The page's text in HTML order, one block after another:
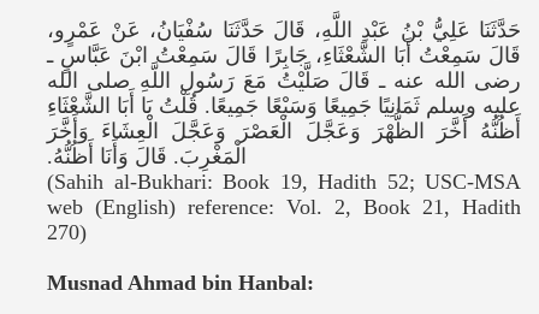
حَدَّثَنَا عَلِيُّ بْنُ عَبْدِ اللَّهِ، قَالَ حَدَّثَنَا سُفْيَانُ، عَنْ عَمْرٍو،
قَالَ سَمِعْتُ أَبَا الشَّعْثَاءِ، جَابِرًا قَالَ سَمِعْتُ ابْنَ عَبَّاسٍ ـ
رضى الله عنه ـ قَالَ صَلَّيْتُ مَعَ رَسُولِ اللَّهِ صلى الله
عليه وسلم ثَمَانِيًا جَمِيعًا وَسَبْعًا جَمِيعًا‏.‏ قُلْتُ يَا أَبَا الشَّعْثَاءِ
أَظُنُّهُ أَخَّرَ الظُّهْرَ وَعَجَّلَ الْعَصْرَ وَعَجَّلَ الْعِشَاءَ وَأَخَّرَ
الْمَغْرِبَ‏.‏ قَالَ وَأَنَا أَظُنُّهُ‏.‏
(Sahih al-Bukhari: Book 19, Hadith 52; USC-MSA
web (English) reference: Vol. 2, Book 21, Hadith
270)
Musnad Ahmad bin Hanbal: